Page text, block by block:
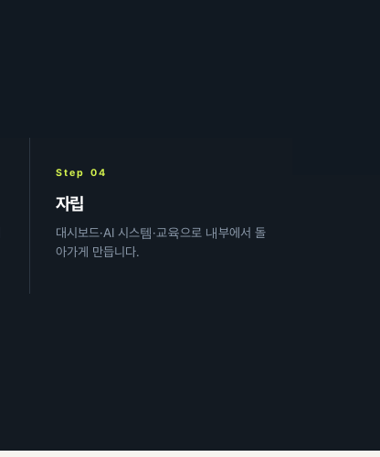
Step 04
자립
대시보드·AI 시스템·교육으로 내부에서 돌
아가게 만듭니다.